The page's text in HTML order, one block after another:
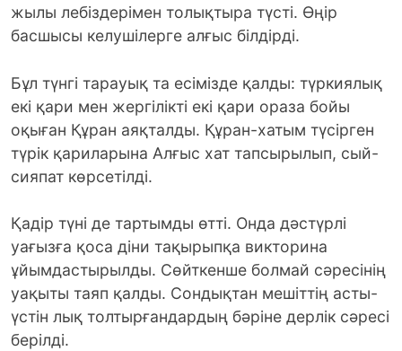
жылы лебіздерімен толықтыра түсті. Өңір
басшысы келушілерге алғыс білдірді.
Бұл түнгі тарауық та есімізде қалды: түркиялық
екі қари мен жергілікті екі қари ораза бойы
оқыған Құран аяқталды. Құран-хатым түсірген
түрік қариларына Алғыс хат тапсырылып, сый-
сияпат көрсетілді.
Қадір түні де тартымды өтті. Онда дәстүрлі
уағызға қоса діни тақырыпқа викторина
ұйымдастырылды. Сөйткенше болмай сәресінің
уақыты таяп қалды. Сондықтан мешіттің асты-
үстін лық толтырғандардың бәріне дерлік сәресі
берілді.